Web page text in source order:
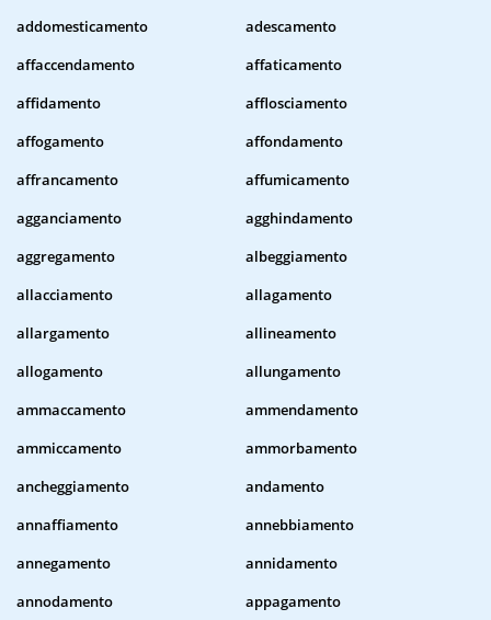
addomesticamento
adescamento
affaccendamento
affaticamento
affidamento
afflosciamento
affogamento
affondamento
affrancamento
affumicamento
agganciamento
agghindamento
aggregamento
albeggiamento
allacciamento
allagamento
allargamento
allineamento
allogamento
allungamento
ammaccamento
ammendamento
ammiccamento
ammorbamento
ancheggiamento
andamento
annaffiamento
annebbiamento
annegamento
annidamento
annodamento
appagamento